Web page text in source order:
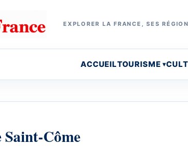
EXPLORER LA FRANCE, SES
ACCUEILTOURISME
Côme